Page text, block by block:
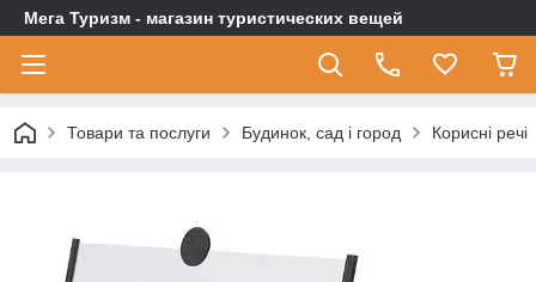
Мега Туризм - магазин туристических вещей
Товари та послуги Будинок, сад і город Корисні речі